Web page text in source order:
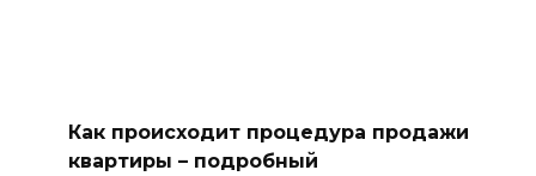
Как происходит процедура продажи
квартиры – подробный